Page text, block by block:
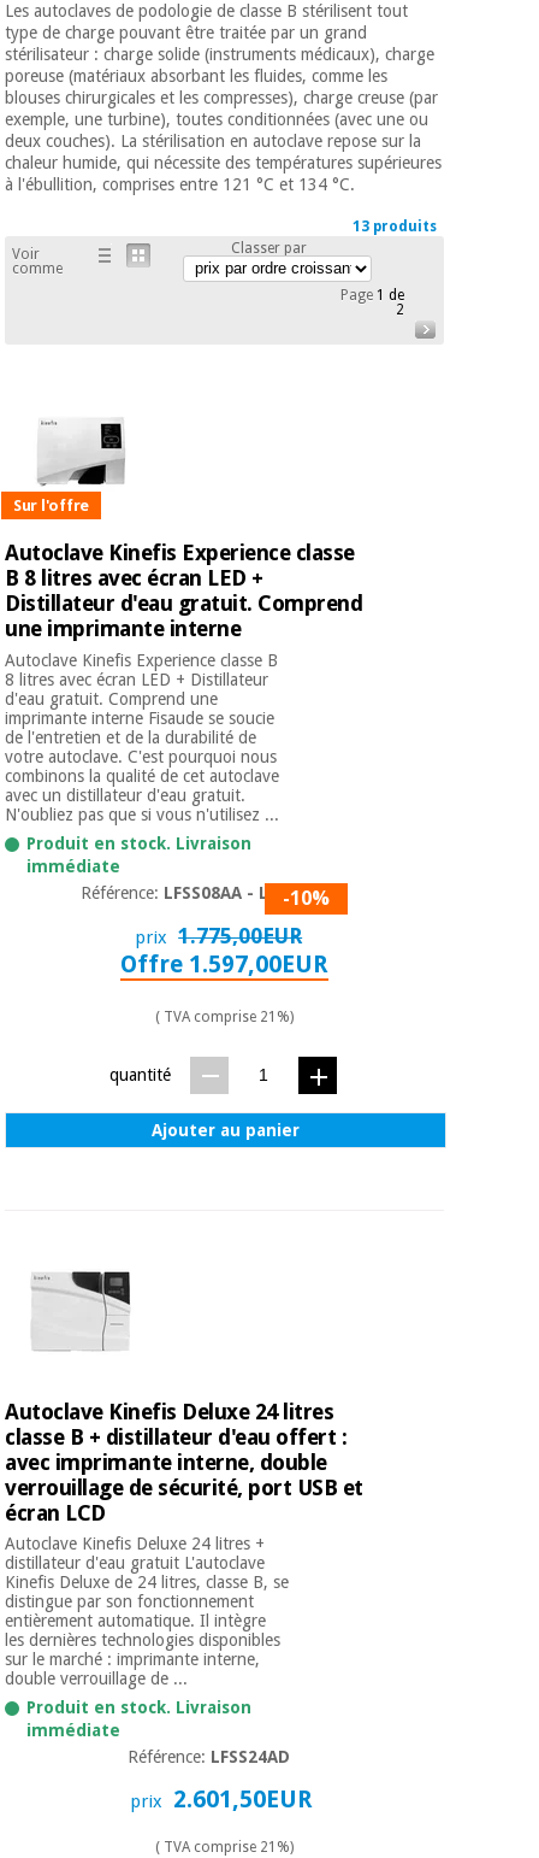
Offres
Outlet
Académie
équipement
médical
Médecine
traditionnelle
chinoise
Mobilier
Armoires
pour les
coronavirus
Aérobic,
fitness
et
pilates
Sports
et
jeux
Armoires
sanitaires
Vétérinaire
Orthopédie
(déstockage)
Nouveautes
Offres
Tech
Dentisterie
équipement
médical
traditionnelle
chinoise
thérapeutiques
Matériel de
protection
essentiel
pour les
coronavirus
Aérobic,
fitness
et
pilates
Sports
chirurgicaux
(déstockage)
Les autoclaves de podologie de classe B stérilisent tout
type de charge pouvant être traitée par un grand
stérilisateur : charge solide (instruments médicaux), charge
poreuse (matériaux absorbant les fluides, comme les
blouses chirurgicales et les compresses), charge creuse (par
exemple, une turbine), toutes conditionnées (avec une ou
deux couches). La stérilisation en autoclave repose sur la
chaleur humide, qui nécessite des températures supérieures
à l'ébullition, comprises entre 121 °C et 134 °C.
13 produits
Voir
comme
Classer par
Page1 de
2
Sur l'offre
Autoclave Kinefis Experience classe
B 8 litres avec écran LED +
Distillateur d'eau gratuit. Comprend
une imprimante interne
Autoclave Kinefis Experience classe B
8 litres avec écran LED + Distillateur
d'eau gratuit. Comprend une
imprimante interne Fisaude se soucie
de l'entretien et de la durabilité de
votre autoclave. C'est pourquoi nous
combinons la qualité de cet autoclave
avec un distillateur d'eau gratuit.
N'oubliez pas que si vous n'utilisez ...
Produit en stock. Livraison
immédiate
Référence: LFSS08AA - LED-10%
prix 1.775,00EUR
Offre 1.597,00EUR
( TVA comprise 21%)
quantité
Ajouter au panier
Autoclave Kinefis Deluxe 24 litres
classe B + distillateur d'eau offert :
avec imprimante interne, double
verrouillage de sécurité, port USB et
écran LCD
Autoclave Kinefis Deluxe 24 litres +
distillateur d'eau gratuit L'autoclave
Kinefis Deluxe de 24 litres, classe B, se
distingue par son fonctionnement
entièrement automatique. Il intègre
les dernières technologies disponibles
sur le marché : imprimante interne,
double verrouillage de ...
Produit en stock. Livraison
immédiate
Référence: LFSS24AD
prix 2.601,50EUR
( TVA comprise 21%)